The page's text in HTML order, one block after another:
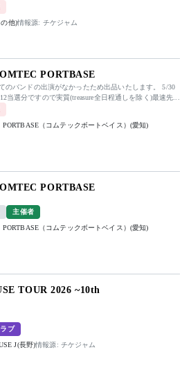
の他)情報源: チケジャム
PORTBASE
のバンドの出演がなかったため出品いたします。 5/30
当選分ですので実質(treasure全日程通しを除く)最速先...
PORTBASE（コムテックボートベイス）(愛知)
PORTBASE
主催者
PORTBASE（コムテックボートベイス）(愛知)
TOUR 2026 ~10th
ブ
J(長野)情報源: チケジャム